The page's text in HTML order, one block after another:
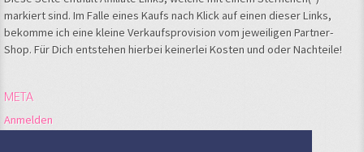
markiert sind. Im Falle eines Kaufs nach Klick auf einen dieser Links,
bekomme ich eine kleine Verkaufsprovision vom jeweiligen Partner-
Shop. Für Dich entstehen hierbei keinerlei Kosten und oder Nachteile!
META
Anmelden